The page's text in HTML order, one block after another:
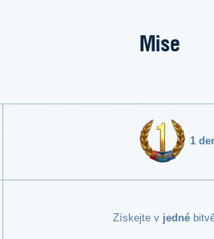
Mise
1
Získejte v jedné